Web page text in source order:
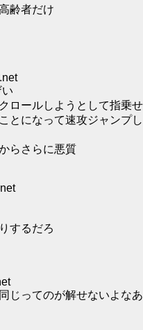
齢者だけ
ロールしようとして指乗せ
とになって速攻ジャンプし
らさらに悪質
するだろ
じってのが解せないよなあ